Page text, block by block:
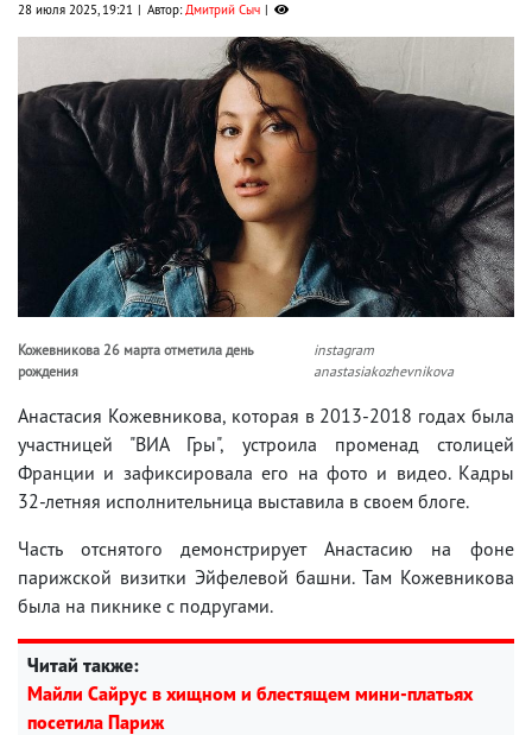
28 июля 2025, 19:21 Автор:Дмитрий Сыч
Кожевникова 26 марта отметила день
рождения
instagram
anastasiakozhevnikova
Анастасия Кожевникова, которая в 2013-2018 годах была
участницей "ВИА Гры", устроила променад столицей
Франции и зафиксировала его на фото и видео. Кадры
32-летняя исполнительница выставила в своем блоге.
Часть отснятого демонстрирует Анастасию на фоне
парижской визитки Эйфелевой башни. Там Кожевникова
была на пикнике с подругами.
Читай также:
Майли Сайрус в хищном и блестящем мини-платьях
посетила Париж